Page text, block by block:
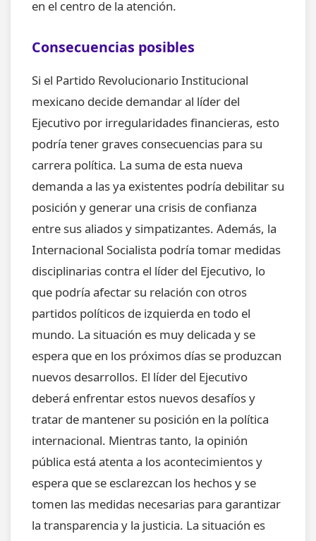
en el centro de la atención.
Consecuencias posibles
Si el Partido Revolucionario Institucional
mexicano decide demandar al líder del
Ejecutivo por irregularidades financieras, esto
podría tener graves consecuencias para su
carrera política. La suma de esta nueva
demanda a las ya existentes podría debilitar su
posición y generar una crisis de confianza
entre sus aliados y simpatizantes. Además, la
Internacional Socialista podría tomar medidas
disciplinarias contra el líder del Ejecutivo, lo
que podría afectar su relación con otros
partidos políticos de izquierda en todo el
mundo. La situación es muy delicada y se
espera que en los próximos días se produzcan
nuevos desarrollos. El líder del Ejecutivo
deberá enfrentar estos nuevos desafíos y
tratar de mantener su posición en la política
internacional. Mientras tanto, la opinión
pública está atenta a los acontecimientos y
espera que se esclarezcan los hechos y se
tomen las medidas necesarias para garantizar
la transparencia y la justicia. La situación es